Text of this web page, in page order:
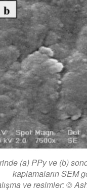
(a) PPy ve (b)
kaplamaların SEM
ve resimler: ©